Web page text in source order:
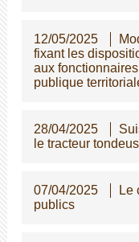
12/05/2025
fixant les
aux
publique
28/04/2025
le tracteur
07/04/2025
Le
publics